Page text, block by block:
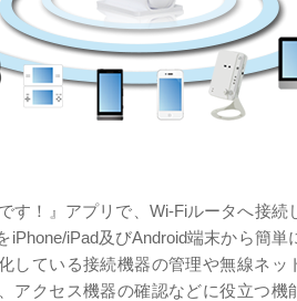
す！』アプリで、Wi-Fiルータへ接続
iPhone/iPad及びAndroid端末から簡単
している接続機器の管理や無線ネッ
アクセス機器の確認などに役立つ機